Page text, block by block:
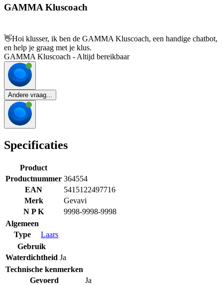
GAMMA Kluscoach
👋Hoi klusser, ik ben de GAMMA Kluscoach, een handige chatbot,
en help je graag met je klus.
GAMMA Kluscoach - Altijd bereikbaar
Andere vraag...
Specificaties
Product
Productnummer 364554
EAN
5415122497716
Merk
Gevavi
N P K
9998-9998-9998
Algemeen
Type
Laars
Gebruik
Waterdichtheid Ja
Technische kenmerken
Gevoerd
Ja